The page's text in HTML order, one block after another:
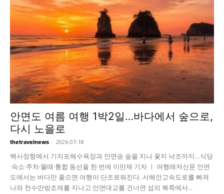
안면도 여름 여행 1박2일…바다에서 숲으로,
다시 노을로
thetravelnews - 2026-07-18
백사장항에서 기지포해수욕장과 안면송 숲을 지나 꽃지 낙조까지…식당
·숙소·주차·물때·통합 동선을 한 번에 이만재 기자 ㅣ 여행레저신문 안면
도에서는 바다만 좇으면 여행이 단조로워진다. 서해안고속도로를 빠져
나와 천수만방조제를 지나고 안면대교를 건너면 섬의 북쪽에서...